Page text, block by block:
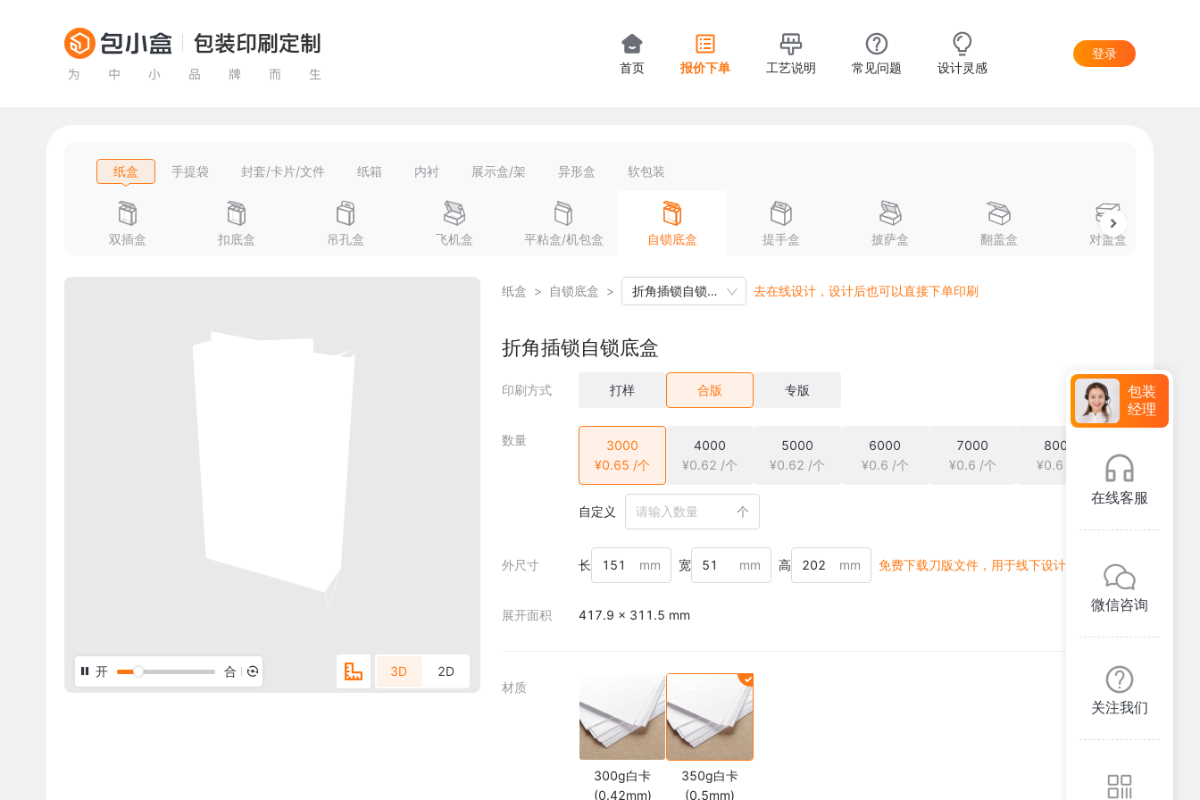
首页 报价下单 工艺说明 常见问题 设计灵感
登录
纸盒 手提袋 封套/卡片/文件 纸箱 内衬 展示盒/架 异形盒 软包装
双插盒 扣底盒 吊孔盒 飞机盒 平粘盒/机包盒 自锁底盒 提手盒 披萨盒 翻盖盒 对盖盒
开 合 3D 2D
纸盒 > 自锁底盒 > 折角插锁自锁底盒 去在线设计，设计后也可以直接下单印刷
折角插锁自锁底盒
印刷方式 打样 合版 专版
数量
3000
¥0.65 /个
4000
¥0.62 /个
5000
¥0.62 /个
6000
¥0.6 /个
7000
¥0.6 /个
8000
¥0.6 /个
自定义 个
外尺寸 长 mm 宽 mm 高 mm 免费下载刀版文件，用于线下设计
展开面积 417.9 × 311.5 mm
材质
300g白卡
(0.42mm)
350g白卡
(0.5mm)
包装
经理
在线客服
微信咨询
关注我们